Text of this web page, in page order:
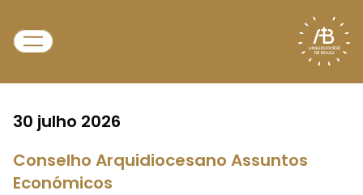
30 julho 2026
Conselho Arquidiocesano Assuntos
Económicos